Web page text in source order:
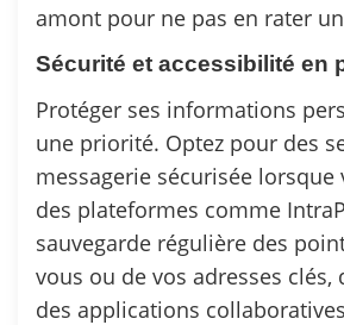
amont pour ne pas en rater
Sécurité et accessibilité en
Protéger ses informations
une priorité. Optez pour des
messagerie sécurisée lorsque
des plateformes comme
sauvegarde régulière des
vous ou de vos adresses clés,
des applications